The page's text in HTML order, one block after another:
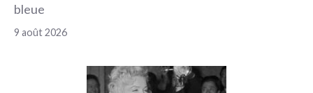
bleue
9 août 2026